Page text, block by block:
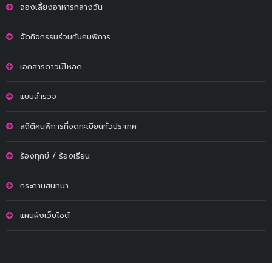
จองเลี้ยงอาหารกลางวัน
จัดกิจกรรมร่วมกับคนพิการ
เอกสารดาวน์โหลด
แบบสำรวจ
สถิติคนพิการที่จดทะเบียนทั่วประเทศ
ร้องทุกข์ / ร้องเรียน
กระดานสนทนา
แผนผังเว็บไซต์